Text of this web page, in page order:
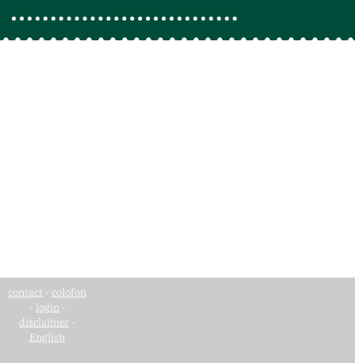
contact - colofon
- login -
disclaimer -
English